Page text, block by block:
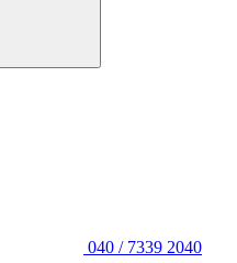
040 / 7339 2040